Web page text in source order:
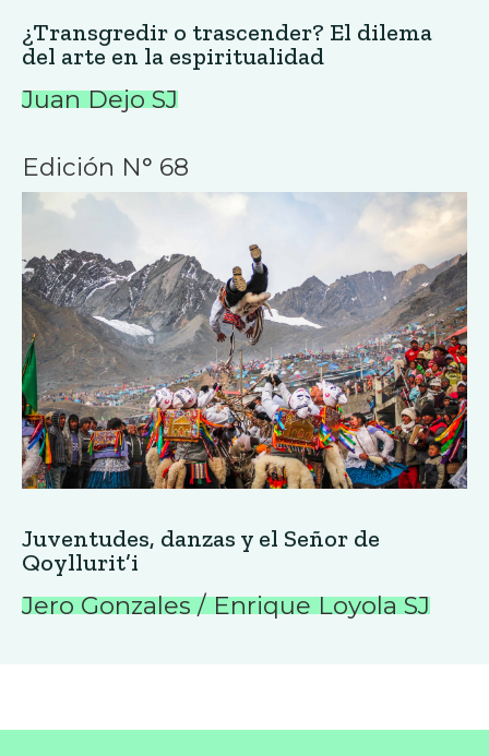
¿Transgredir o trascender? El dilema
del arte en la espiritualidad
Juan Dejo SJ
Edición N° 68
Juventudes, danzas y el Señor de
Qoyllurit’i
Jero Gonzales / Enrique Loyola SJ